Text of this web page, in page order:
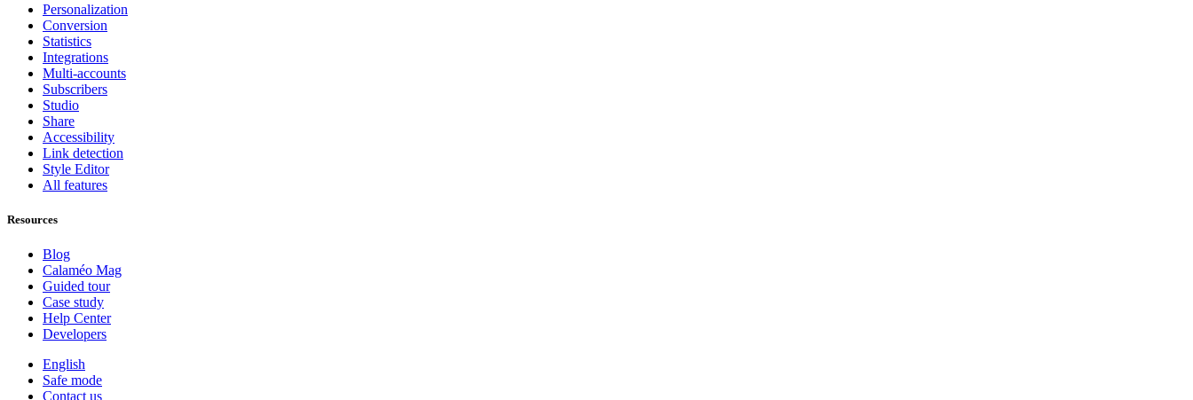
Personalization
Conversion
Statistics
Integrations
Multi-accounts
Subscribers
Studio
Share
Accessibility
Link detection
Style Editor
All features
Resources
Blog
Calaméo Mag
Guided tour
Case study
Help Center
Developers
English
Safe mode
Contact us